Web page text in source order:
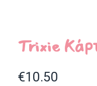
Trixie
€10.50